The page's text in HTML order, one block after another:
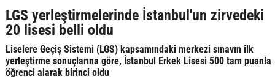
LGS yerleştirmelerinde İstanbul'un zirvedeki
20 lisesi belli oldu
Liselere Geçiş Sistemi (LGS) kapsamındaki merkezi sınavın ilk
yerleştirme sonuçlarına göre, İstanbul Erkek Lisesi 500 tam puanla
öğrenci alarak birinci oldu